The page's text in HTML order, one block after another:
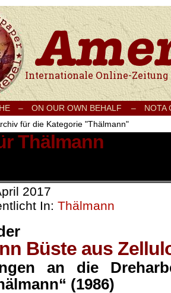
Internationale Onlinezeitung für Frieden,
– ON OUR OWN BEHALF –
NOTA
für die Kategorie "Thälmann"
Thälmann
2017
In: Thälmann
Büste aus
an die
(1986)